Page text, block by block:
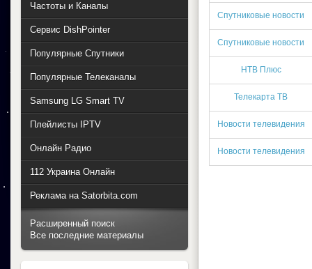
Спутниковые новости
Спутниковые новости
НТВ Плюс
Телекарта ТВ
Новости телевидения
Новости телевидения
Частоты и Каналы
Сервис DishPointer
Популярные Спутники
Популярные Телеканалы
Samsung LG Smart TV
Плейлисты IPTV
Онлайн Радио
112 Украина Онлайн
Реклама на Satorbita.com
Расширенный поиск
Все последние материалы